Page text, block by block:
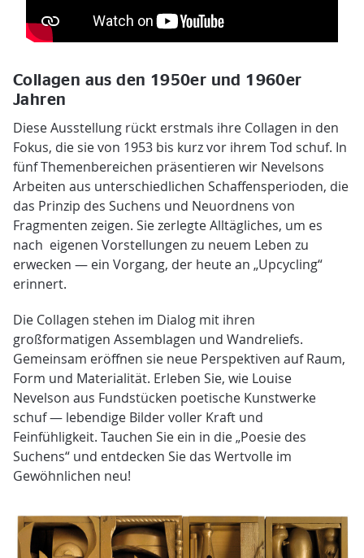
Collagen aus den 1950er und 1960er
Jahren
Diese Ausstellung rückt erstmals ihre Collagen in den
Fokus, die sie von 1953 bis kurz vor ihrem Tod schuf. In
fünf Themenbereichen präsentieren wir Nevelsons
Arbeiten aus unterschiedlichen Schaffensperioden, die
das Prinzip des Suchens und Neuordnens von
Fragmenten zeigen. Sie zerlegte Alltägliches, um es
nach eigenen Vorstellungen zu neuem Leben zu
erwecken — ein Vorgang, der heute an „Upcycling“
erinnert.
Die Collagen stehen im Dialog mit ihren
großformatigen Assemblagen und Wandreliefs.
Gemeinsam eröffnen sie neue Perspektiven auf Raum,
Form und Materialität. Erleben Sie, wie Louise
Nevelson aus Fundstücken poetische Kunstwerke
schuf — lebendige Bilder voller Kraft und
Feinfühligkeit. Tauchen Sie ein in die „Poesie des
Suchens“ und entdecken Sie das Wertvolle im
Gewöhnlichen neu!